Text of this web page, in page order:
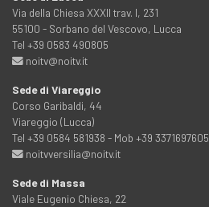
Via della Chiesa XXXII trav. I, 231
55100 - Sorbano del Vescovo, Lucca
Tel +39 0583 490805
noitv@noitv.it
Sede di Viareggio
Corso Garibaldi, 44
Viareggio (Lucca)
Tel +39 0584 581938 - Mob +39 3371697605
noitvversilia@noitv.it
Sede di Massa
Viale Eugenio Chiesa, 22